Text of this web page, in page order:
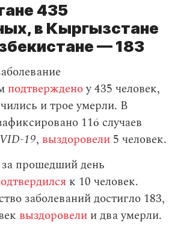
435
в Кыргызстане
— 183
подтвержденоу 435 человек,
и трое умерли. В
116 случаев
19, выздоровели 5 человек.
прошедший день
к 10 человек.
заболеваний достигло 183,
выздоровели и два умерли.